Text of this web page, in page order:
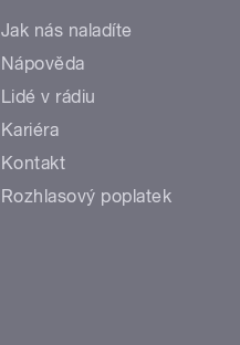
Jak nás naladíte
Nápověda
Lidé v rádiu
Kariéra
Kontakt
Rozhlasový poplatek